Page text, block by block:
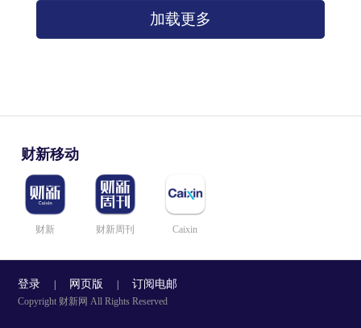
加载更多
财新移动
财新 财新周刊 Caixin
登录 网页版 订阅电邮
Copyright 财新网 All Rights Reserved